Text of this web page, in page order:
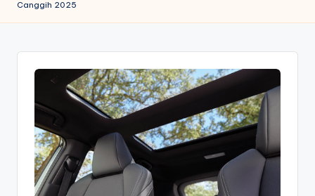
rl
B
Canggih 2025